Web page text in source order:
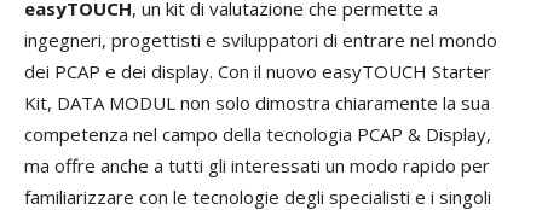
easyTOUCH, un kit di valutazione che permette a
ingegneri, progettisti e sviluppatori di entrare nel mondo
dei PCAP e dei display. Con il nuovo easyTOUCH Starter
Kit, DATA MODUL non solo dimostra chiaramente la sua
competenza nel campo della tecnologia PCAP & Display,
ma offre anche a tutti gli interessati un modo rapido per
familiarizzare con le tecnologie degli specialisti e i singoli